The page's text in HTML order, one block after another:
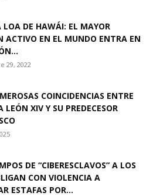
LOA DE HAWÁI: EL MAYOR
ACTIVO EN EL MUNDO ENTRA EN
29, 2022
COINCIDENCIAS ENTRE
LEÓN XIV Y SU PREDECESOR
DE “CIBERESCLAVOS” A LOS
CON VIOLENCIA A
ESTAFAS POR...